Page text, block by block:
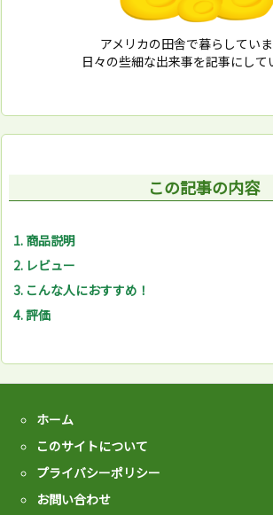
アメリカの田舎で暮らしていま
日々の些細な出来事を記事にして
この記事の内容
1. 商品説明
2. レビュー
3. こんな人におすすめ！
4.評価
ホーム
このサイトについて
プライバシーポリシー
お問い合わせ